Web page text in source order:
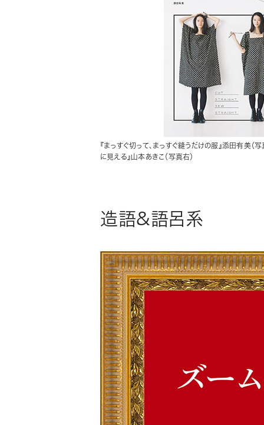
『まっすぐ切って、まっすぐ縫うだけの服』添田有美
に見える』山本あきこ（写真右）
造語&語呂系